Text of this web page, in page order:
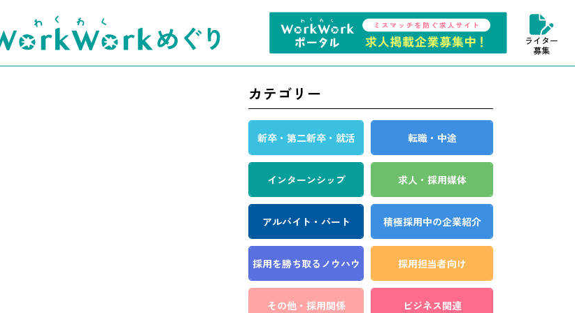
ライター
募集
カテゴリー
新卒・第二新卒・就活 転職・中途
インターンシップ 求人・採用媒体
アルバイト・パート 積極採用中の企業紹介
採用を勝ち取る ノウハウ 採用担当者向け
その他・採用関係 ビジネス関連